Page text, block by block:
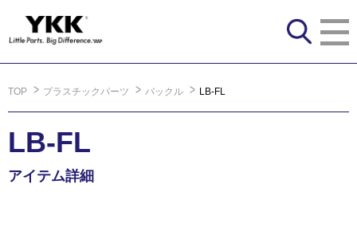
TOP プラスチックパーツ バックル LB-FL
LB-FL
アイテム詳細